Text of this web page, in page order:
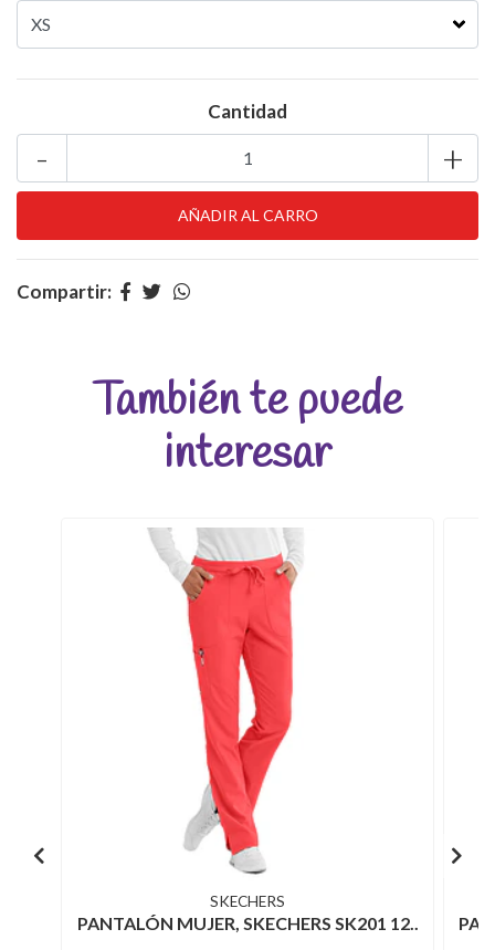
Cantidad
+
-
Compartir:
También te puede
interesar
SKECHERS
PANTALÓN MUJER, SKECHERS SK201 12..